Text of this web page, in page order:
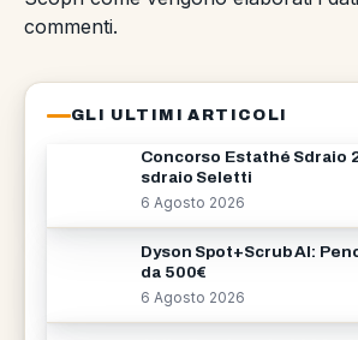
commenti.
GLI ULTIMI ARTICOLI
Concorso Estathé Sdraio
sdraio Seletti
6 Agosto 2026
Dyson Spot+Scrub AI:
da 500€
6 Agosto 2026